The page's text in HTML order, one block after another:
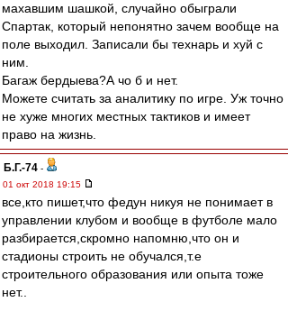
махавшим шашкой, случайно обыграли
Спартак, который непонятно зачем вообще на
поле выходил. Записали бы технарь и хуй с
ним.
Багаж бердыева?А чо б и нет.
Можете считать за аналитику по игре. Уж точно
не хуже многих местных тактиков и имеет
право на жизнь.
Б.Г.-74 -
01 окт 2018 19:15
все,кто пишет,что федун никуя не понимает в
управлении клубом и вообще в футболе мало
разбирается,скромно напомню,что он и
стадионы строить не обучался,т.е
строительного образования или опыта тоже
нет..